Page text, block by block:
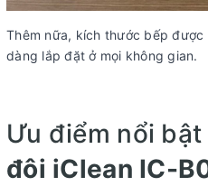
Thêm nữa, kích thước bếp
dàng lắp đặt ở mọi không gian.
Ưu điểm nổi bật
đôi iClean IC-